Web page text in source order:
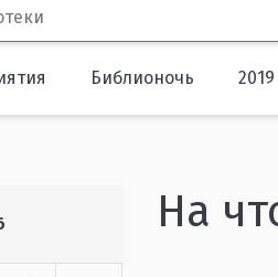
Библионочь 2019
На